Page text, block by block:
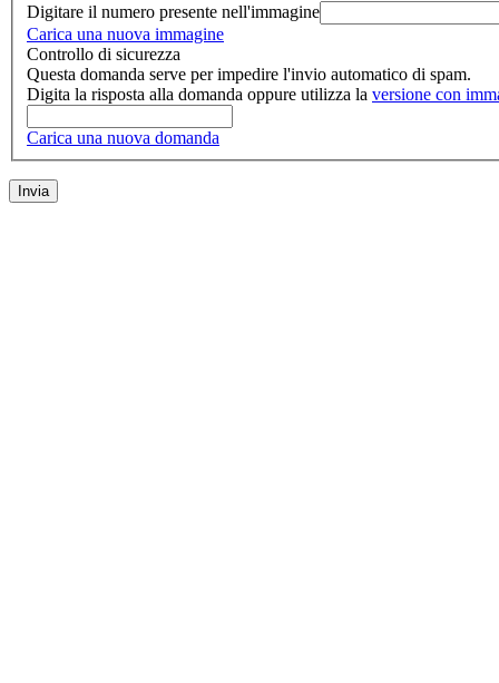
Digitare il numero presente nell'immagine
Carica una nuova immagine
Controllo di sicurezza
Questa domanda serve per impedire l'invio automatico di spam.
Digita la risposta alla domanda oppure utilizza la versione con
Carica una nuova domanda